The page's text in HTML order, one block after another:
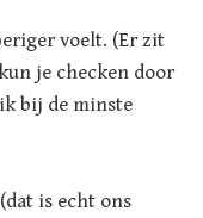
voelt. (Er zit
je checken door
bij de minste
is echt ons